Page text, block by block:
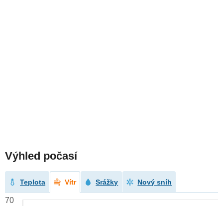
Výhled počasí
Teplota Vítr Srážky Nový sníh
70